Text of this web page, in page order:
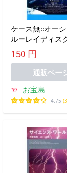
ケース無::オー
ルーレイディス
ル落ち 中古 Blu-
150 円
通販ペー
お宝島
4.75